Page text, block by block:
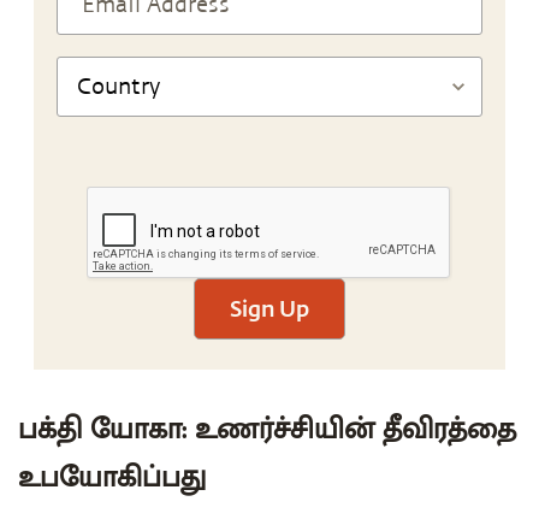
Sign Up
பக்தி யோகா: உணர்ச்சியின் தீவிரத்தை
உபயோகிப்பது